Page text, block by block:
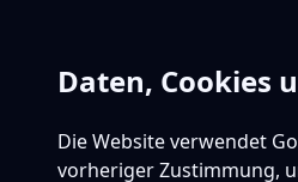
Daten, Cookies
Die Website verwendet
vorheriger Zustimmung,